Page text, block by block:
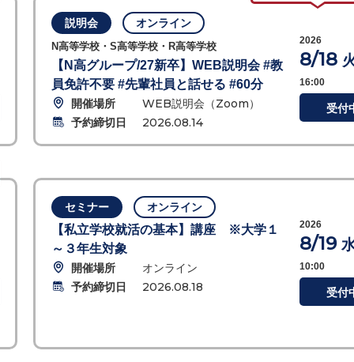
説明会 オンライン
N高等学校・S高等学校・R高等学校
【N高グループ/27新卒】WEB説明会 #教
員免許不要 #先輩社員と話せる #60分
開催場所
WEB説明会（Zoom）
予約締切日
2026.08.14
2026
8/18
16:00
受付
セミナー オンライン
【私立学校就活の基本】講座 ※大学１
～３年生対象
開催場所
オンライン
予約締切日
2026.08.18
2026
8/19
10:00
受付